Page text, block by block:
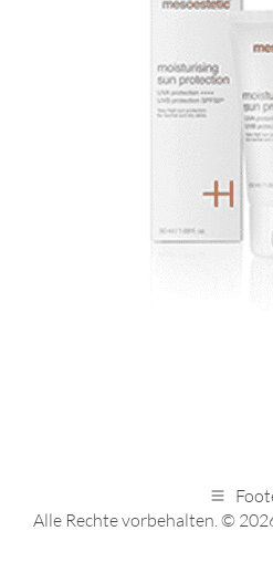
Alle Rechte vorbehalten. ©